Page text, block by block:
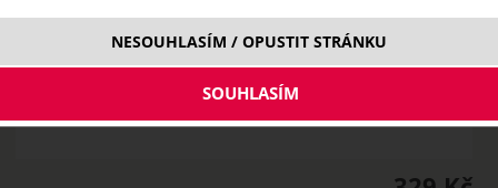
NESOUHLASÍM / OPUSTIT STRÁNKU